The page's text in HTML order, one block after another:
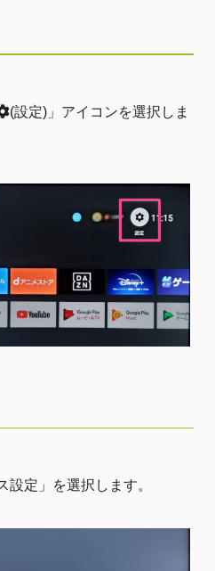
(設定)」アイコンを選択しま
設定」を選択します。